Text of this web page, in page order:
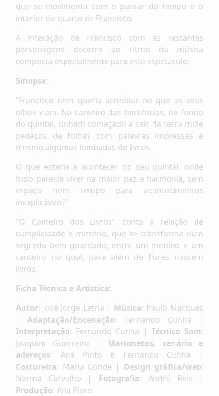
que se movimenta com o passar do tempo e o
interior do quarto de Francisco.
A interação de Francisco com as restantes
personagens decorre ao ritmo da música
composta especialmente para este espetáculo.
Sinopse:
“Francisco nem queria acreditar no que os seus
olhos viam. No canteiro das hortências, no fundo
do quintal, tinham começado a sair da terra mole
pedaços de folhas com palavras impressas e
mesmo algumas lombadas de livros.
O que estaria a acontecer no seu quintal, onde
tudo parecia viver na maior paz e harmonia, sem
espaço nem tempo para acontecimentos
inexplicáveis?”
"O Canteiro dos Livros" conta a relação de
cumplicidade e mistério, que se transforma num
segredo bem guardado, entre um menino e um
canteiro no qual, para além de flores nascem
livros.
Ficha Técnica e Artística:
Autor: José Jorge Letria | Música: Paulo Marques
|Adaptação/Encenação: Fernando Cunha |
Interpretação: Fernando Cunha | Técnico Som:
Joaquim Guerreiro | Marionetas, cenário e
adereços: Ana Pinto e Fernando Cunha |
Costureira: Maria Conde | Design gráfica/web:
Norma Carvalho | Fotografia: André Reis |
Produção: Ana Pinto